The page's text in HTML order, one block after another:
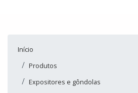
Início
Produtos
Expositores e gôndolas